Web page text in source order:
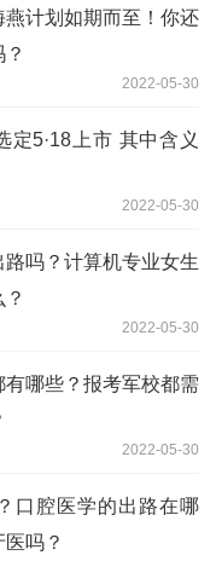
计划如期而至！你还
2022-05-30
定5·18上市 其中含义
2022-05-30
吗？计算机专业女生
2022-05-30
哪些？报考军校都需
2022-05-30
口腔医学的出路在哪
吗？